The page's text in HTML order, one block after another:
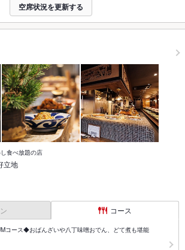
空席状況を更新する
食べ放題の店
立地
コース
コース◆おばんざいや八丁味噌おでん、どて煮も堪能